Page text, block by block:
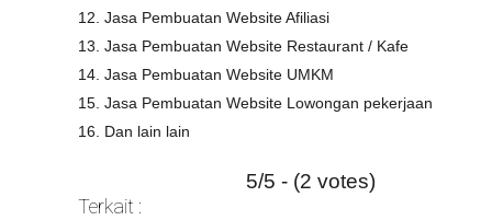
12. Jasa Pembuatan Website Afiliasi
13. Jasa Pembuatan Website Restaurant / Kafe
14. Jasa Pembuatan Website UMKM
15. Jasa Pembuatan Website Lowongan pekerjaan
16. Dan lain lain
5/5 - (2 votes)
Terkait :